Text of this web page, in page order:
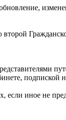
подпиской
если иное не